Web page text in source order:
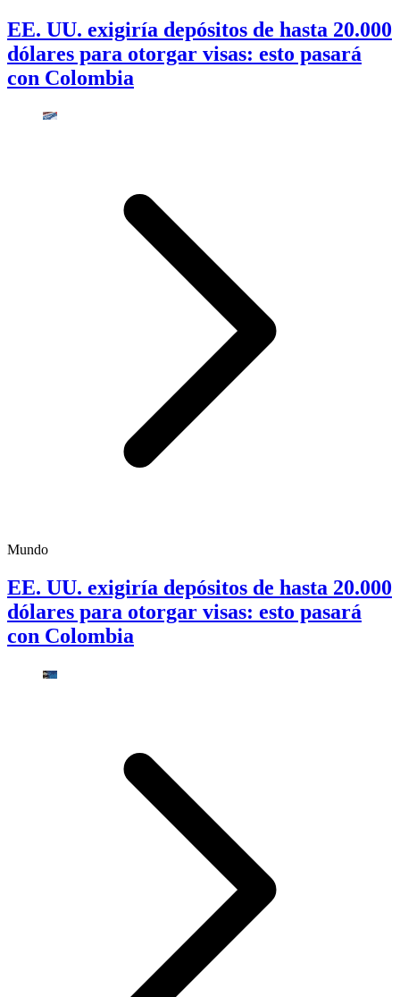
EE. UU. exigiría depósitos de hasta 20.000
dólares para otorgar visas: esto pasará
con Colombia
Mundo
EE. UU. exigiría depósitos de hasta 20.000
dólares para otorgar visas: esto pasará
con Colombia